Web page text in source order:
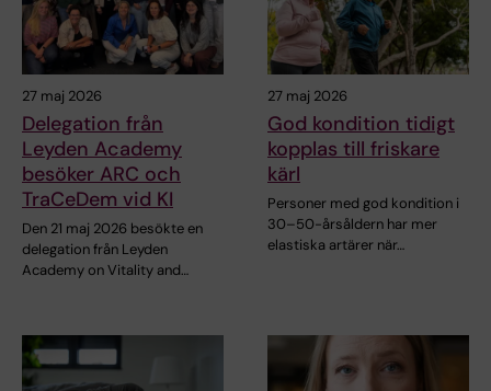
27 maj 2026
Delegation från
Leyden Academy
besöker ARC och
TraCeDem vid KI
Den 21 maj 2026 besökte en
delegation från Leyden
Academy on Vitality and…
27 maj 2026
God kondition tidigt
kopplas till friskare
kärl
Personer med god kondition i
30–50-årsåldern har mer
elastiska artärer när…